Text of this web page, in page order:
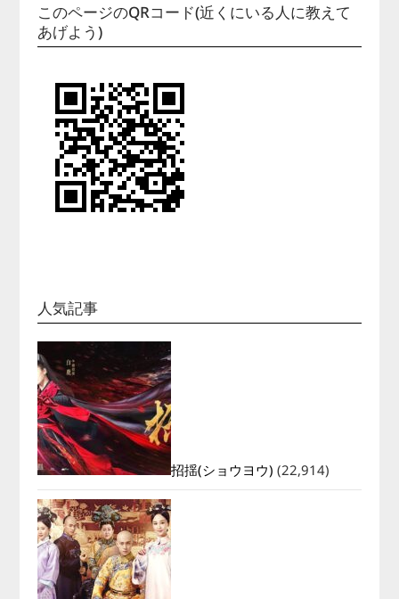
このページのQRコード(近くにいる人に教えて
あげよう)
人気記事
招揺(ショウヨウ) (22,914)